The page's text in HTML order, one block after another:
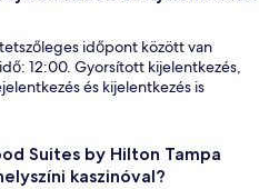
időpont között van
12:00. Gyorsított kijelentkezés,
és kijelentkezés is
Suites by Hilton Tampa
kaszinóval?